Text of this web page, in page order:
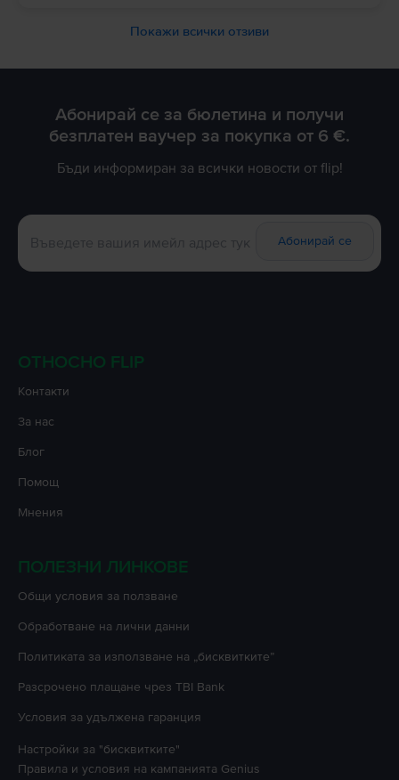
Покажи всички отзиви
Абонирай се за бюлетина и получи
безплатен ваучер за покупка от 6 €.
Бъди информиран за всички новости от flip!
Абонирай се
ОТНОСНО FLIP
Контакти
За нас
Блог
Помощ
Мнения
ПОЛЕЗНИ ЛИНКОВЕ
Oбщи условия за ползване
Oбработване на лични данни
Политиката за използване на „бисквитките”
Разсрочено плащане чрез TBI Bank
Условия за удължена гаранция
Настройки за "бисквитките"
Правила и условия на кампанията Genius